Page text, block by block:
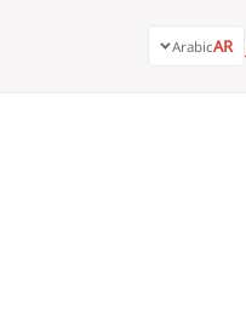
AR
Arabic